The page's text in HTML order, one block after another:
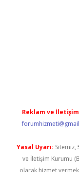
Reklam ve
Yasal Uyarı: Sitemiz,
ve İletişim Kurumu
olarak hizmet